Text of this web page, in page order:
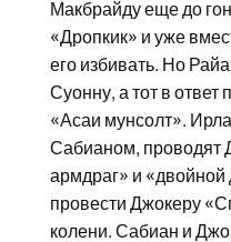
Макбрайду еще до
«Дропкик» и уже
его избивать. Но
Суонну, а тот в
«Асаи мунсолт».
Сабианом, проводят
армдраг» и «двойной
провести Джокеру
колени. Сабиан и